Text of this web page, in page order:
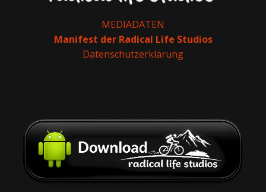
MEDIADATEN
Manifest der Radical Life Studios
Datenschutzerklärung